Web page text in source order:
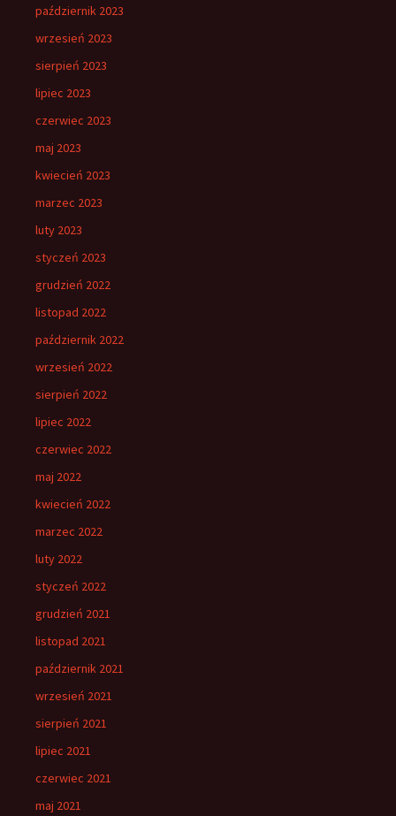
październik 2023
wrzesień 2023
sierpień 2023
lipiec 2023
czerwiec 2023
maj 2023
kwiecień 2023
marzec 2023
luty 2023
styczeń 2023
grudzień 2022
listopad 2022
październik 2022
wrzesień 2022
sierpień 2022
lipiec 2022
czerwiec 2022
maj 2022
kwiecień 2022
marzec 2022
luty 2022
styczeń 2022
grudzień 2021
listopad 2021
październik 2021
wrzesień 2021
sierpień 2021
lipiec 2021
czerwiec 2021
maj 2021